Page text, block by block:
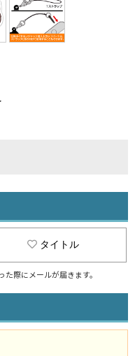
タイトル
際にメールが届きます。